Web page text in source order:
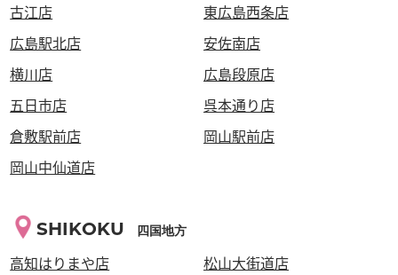
古江店
東広島西条店
広島駅北店
安佐南店
横川店
広島段原店
五日市店
呉本通り店
倉敷駅前店
岡山駅前店
岡山中仙道店
SHIKOKU 四国地方
高知はりまや店
松山大街道店